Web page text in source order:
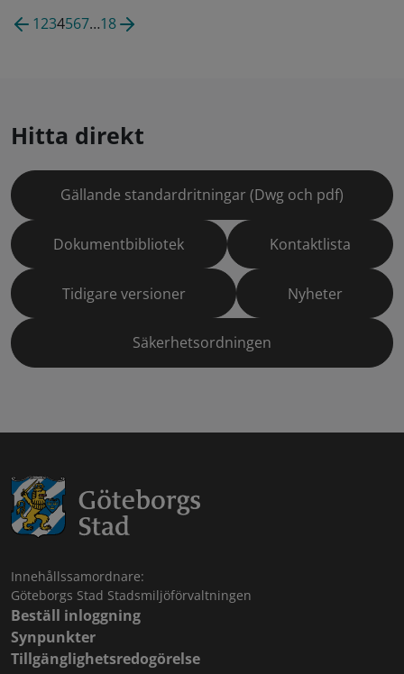
1234567…18
Hitta direkt
Gällande standardritningar (Dwg och pdf)
Dokumentbibliotek Kontaktlista
Tidigare versioner Nyheter
Säkerhetsordningen
Innehållssamordnare:
Göteborgs Stad Stadsmiljöförvaltningen
Beställ inloggning
Synpunkter
Tillgänglighetsredogörelse